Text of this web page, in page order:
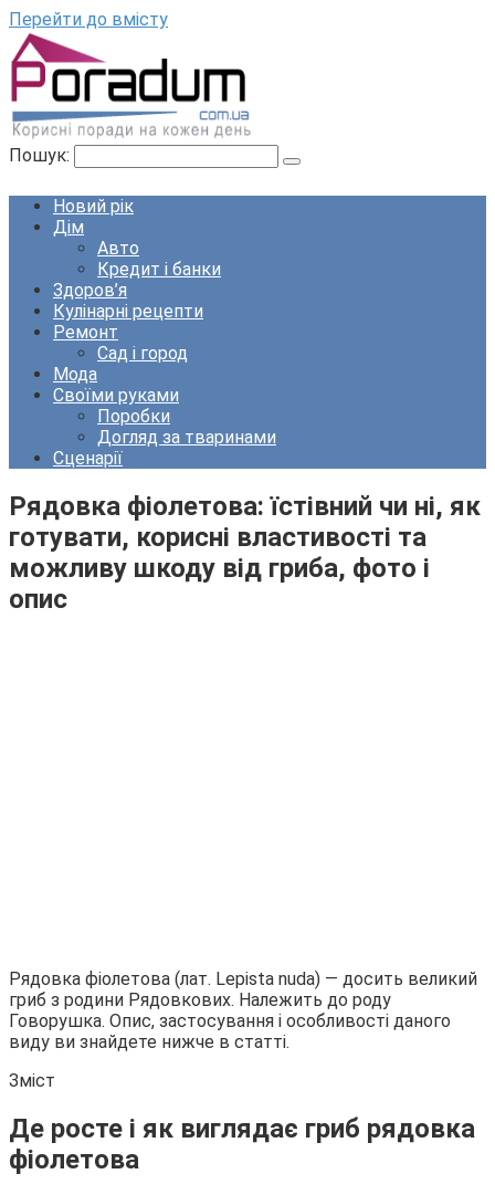
Перейти до вмісту
Пошук:
Новий рік
Дім
Авто
Кредит і банки
Здоров’я
Кулінарні рецепти
Ремонт
Сад і город
Мода
Своїми руками
Поробки
Догляд за тваринами
Сценарії
Рядовка фіолетова: їстівний чи ні, як
готувати, корисні властивості та
можливу шкоду від гриба, фото і
опис
Рядовка фіолетова (лат. Lepista nuda) — досить великий
гриб з родини Рядовкових. Належить до роду
Говорушка. Опис, застосування і особливості даного
виду ви знайдете нижче в статті.
Зміст
Де росте і як виглядає гриб рядовка
фіолетова